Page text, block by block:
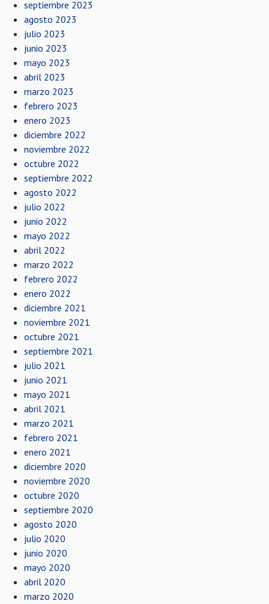
septiembre 2023
agosto 2023
julio 2023
junio 2023
mayo 2023
abril 2023
marzo 2023
febrero 2023
enero 2023
diciembre 2022
noviembre 2022
octubre 2022
septiembre 2022
agosto 2022
julio 2022
junio 2022
mayo 2022
abril 2022
marzo 2022
febrero 2022
enero 2022
diciembre 2021
noviembre 2021
octubre 2021
septiembre 2021
julio 2021
junio 2021
mayo 2021
abril 2021
marzo 2021
febrero 2021
enero 2021
diciembre 2020
noviembre 2020
octubre 2020
septiembre 2020
agosto 2020
julio 2020
junio 2020
mayo 2020
abril 2020
marzo 2020